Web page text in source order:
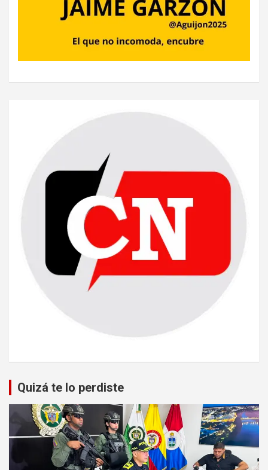
Quizá te lo perdiste